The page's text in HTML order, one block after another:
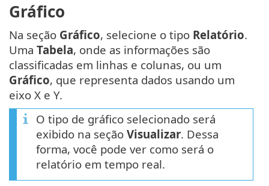
Gráfico
Na seção Gráfico, selecione o tipo Relatório.
Uma Tabela, onde as informações são
classificadas em linhas e colunas, ou um
Gráfico, que representa dados usando um
eixo X e Y.
O tipo de gráfico selecionado será
exibido na seção Visualizar. Dessa
forma, você pode ver como será o
relatório em tempo real.